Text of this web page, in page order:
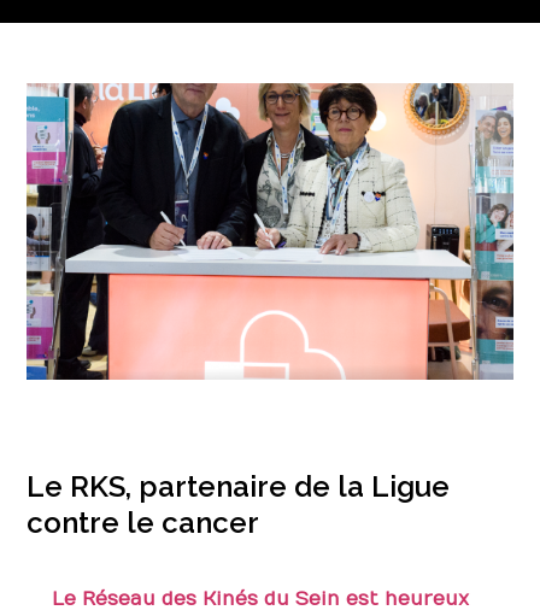
Le RKS, partenaire de la Ligue
contre le cancer
Le Réseau des Kinés du Sein est heureux